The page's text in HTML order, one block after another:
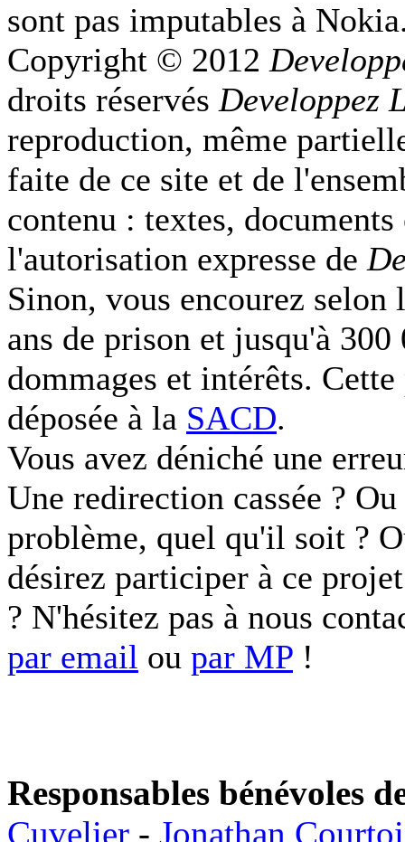
sont pas imputables à
Copyright © 2012
droits réservés Developpez
reproduction, même
faite de ce site et de
contenu : textes, documents
l'autorisation expresse de
Sinon, vous encourez
ans de prison et jusqu'à 300
dommages et intérêts. Cette
déposée à la SACD.
Vous avez déniché une
Une redirection cassée ?
problème, quel qu'il soit ?
désirez participer à ce
? N'hésitez pas à nous
par email ou par MP !
Responsables bénévoles
Cuvelier - Jonathan